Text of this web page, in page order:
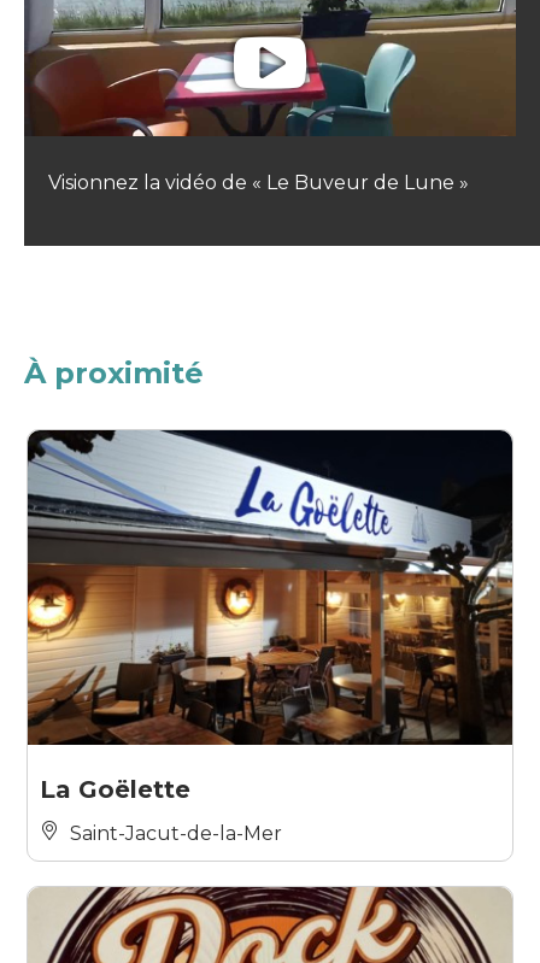
Visionnez la vidéo de « Le Buveur de Lune »
À proximité
La Goëlette
Saint-Jacut-de-la-Mer